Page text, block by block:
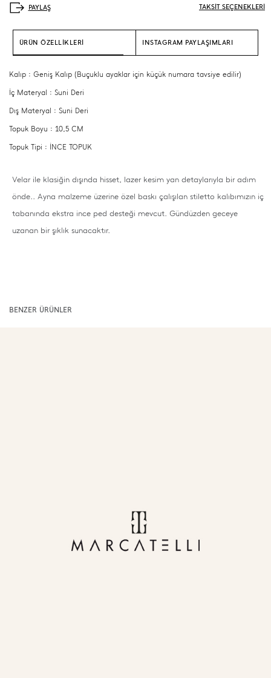
TAKSİT SEÇENEKLERİ
ÜRÜN ÖZELLİKLERİ INSTAGRAM PAYLAŞIMLARI
Kalıp : Geniş Kalıp (Buçuklu ayaklar için küçük numara tavsiye edilir)
İç Materyal : Suni Deri
Dış Materyal : Suni Deri
Topuk Boyu : 10,5 CM
Topuk Tipi : İNCE TOPUK
Velar ile klasiğin dışında hisset, lazer kesim yan detaylarıyla bir adım
önde.. Ayna malzeme üzerine özel baskı çalışılan stiletto kalıbımızın iç
tabanında ekstra ince ped desteği mevcut. Gündüzden geceye
uzanan bir şıklık sunacaktır.
BENZER ÜRÜNLER